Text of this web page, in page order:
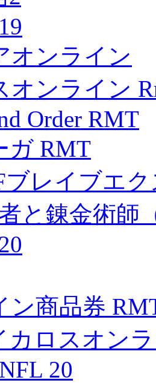
オンライン
オンライン
Order RMT
ガ RMT
ブレイブエ
と錬金術師
ン商品券
カロスオン
20